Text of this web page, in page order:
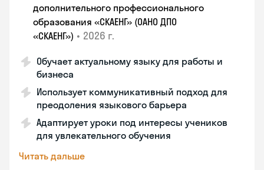
дополнительного профессионального
образования «СКАЕНГ» (ОАНО ДПО
«СКАЕНГ») • 2026 г.
Обучает актуальному языку для работы и
бизнеса
Использует коммуникативный подход для
преодоления языкового барьера
Адаптирует уроки под интересы учеников
для увлекательного обучения
Читать дальше